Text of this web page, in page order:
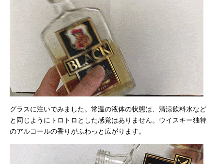
グラスに注いでみました。常温の液体の状態は、清涼飲料水など
と同じようにトロトロとした感覚はありません。ウイスキー独特
のアルコールの香りがふわっと広がります。